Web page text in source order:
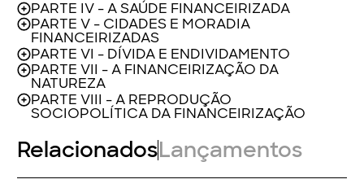
R$ 72,00
R$ 80,00
Projeto nacional
contra a quase-
estagnação: juros e
câmbio, para o
privado, e aumento
R$ 225,00R$ 250,00
Princípios do Project
Finance